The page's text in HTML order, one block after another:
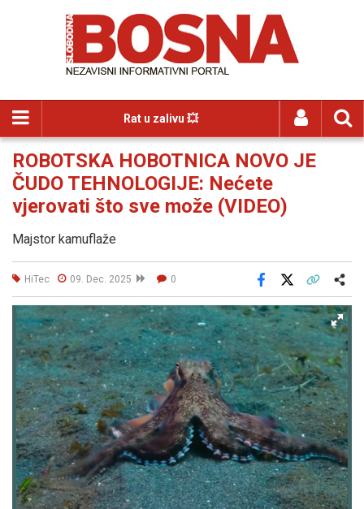
Rat u zalivu 💥
ROBOTSKA HOBOTNICA NOVO JE
ČUDO TEHNOLOGIJE: Nećete
vjerovati što sve može (VIDEO)
Majstor kamuflaže
HiTec 09. Dec. 2025 0
Facebook